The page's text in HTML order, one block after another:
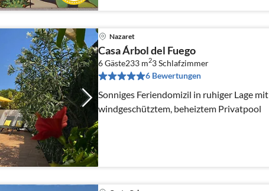
Nazaret
Casa Árbol del Fuego
6 Gäste233 m23Schlafzimmer
6 Bewertungen
Sonniges Feriendomizil in ruhiger Lage mit
windgeschütztem, beheiztem Privatpool